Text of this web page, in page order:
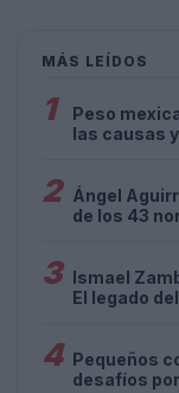
MÁS LEÍDOS
1
Peso
las causas
2 Ángel
de los 43
3 Ismael
El legado
4 Pequeños
desafíos